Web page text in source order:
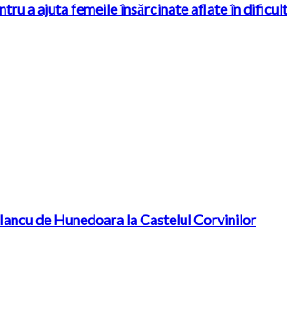
a ajuta femeile însărcinate aflate în
de Hunedoara la Castelul Corvinilor